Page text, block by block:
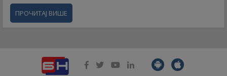
ПРОЧИТАЈ ВИШЕ